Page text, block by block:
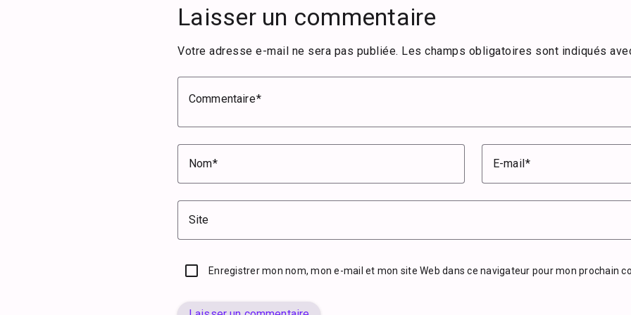
Laisser un commentaire
Votre adresse e-mail ne sera pas publiée. Les champs obligatoires sont indiqués
Commentaire
Nom E-mail
Site
Enregistrer mon nom, mon e-mail et mon site Web dans ce navigateur pour mon prochain